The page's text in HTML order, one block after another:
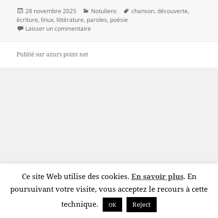
Publié
le
28 novembre 2025 Catégories
Notuliens
Mots-
chanson,découverte,
écriture, linux, littérature, paroles, poésie
Laisser un commentaire
Publié surazurs point net
Ce site Web utilise des cookies. En savoir plus. En
poursuivant votre visite, vous acceptez le recours à cette
technique.
OK Reject